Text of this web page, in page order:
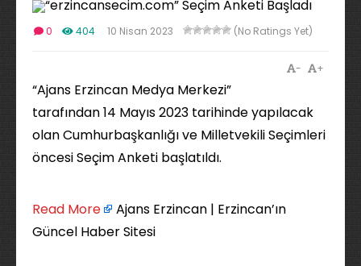
0 404 10 Nisan 2023 (No Ratings Yet)
+
-
“Ajans Erzincan Medya Merkezi”
tarafından 14 Mayıs 2023 tarihinde yapılacak
olan Cumhurbaşkanlığı ve Milletvekili Seçimleri
öncesi Seçim Anketi başlatıldı.
Read More
Ajans Erzincan | Erzincan’ın
Güncel Haber Sitesi